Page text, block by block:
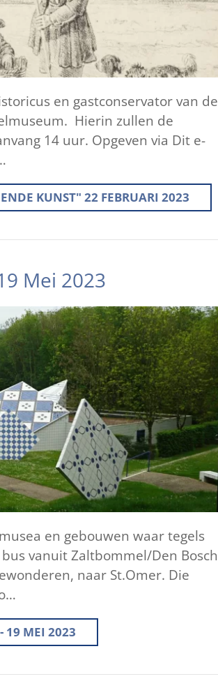
en gastconservator van de
Hierin zullen de
14 uur. Opgeven via Dit e-
KUNST" 22 FEBRUARI 2023
Mei 2023
en gebouwen waar tegels
vanuit Zaltbommel/Den Bosch
naar St.Omer. Die
19 MEI 2023